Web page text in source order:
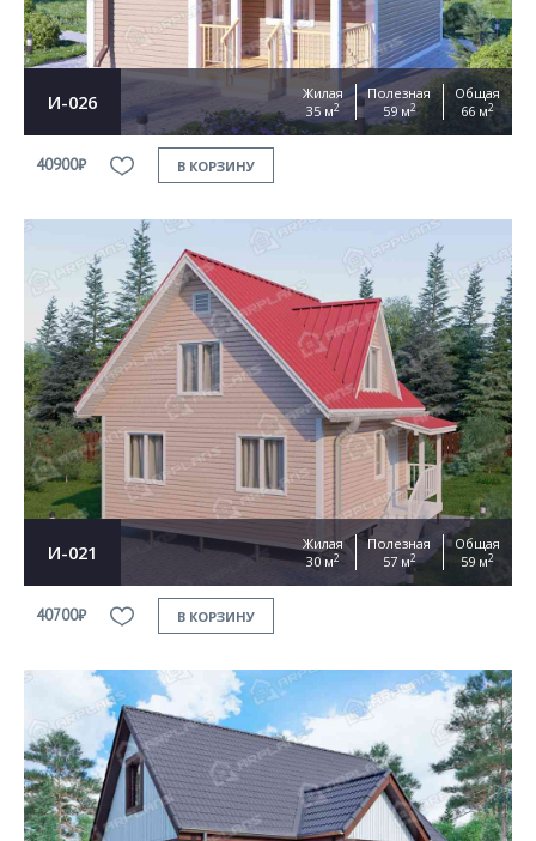
И-026
Жилая
35 м2
Полезная
59 м2
Общая
66 м2
40900₽ В КОРЗИНУ
И-021
Жилая
30 м2
Полезная
57 м2
Общая
59 м2
40700₽ В КОРЗИНУ